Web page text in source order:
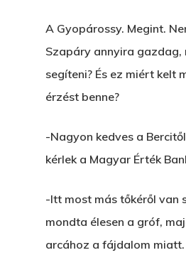
A Gyopárossy. Megint.
Szapáry annyira gazdag,
segíteni? És ez miért kelt
érzést benne?
-Nagyon kedves a
kérlek a Magyar Érték
-Itt most más tőkéről van
mondta élesen a gróf,
arcához a fájdalom miatt.